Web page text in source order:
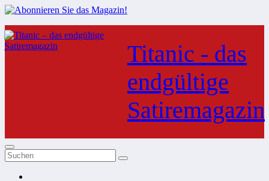
Zum
Inhalt
springen
Titanic - das
endgültige
Satiremagazin